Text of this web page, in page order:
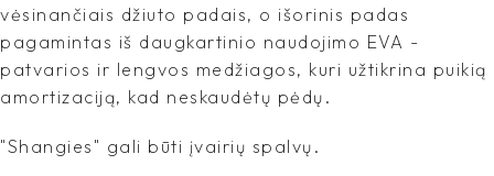
vėsinančiais džiuto padais, o išorinis padas
pagamintas iš daugkartinio naudojimo EVA -
patvarios ir lengvos medžiagos, kuri užtikrina puikią
amortizaciją, kad neskaudėtų pėdų.
"Shangies" gali būti įvairių spalvų.